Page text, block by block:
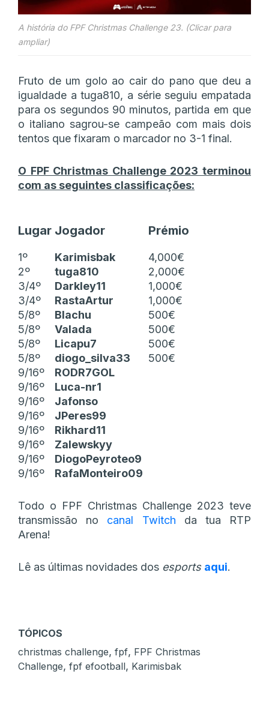
A história do FPF Christmas Challenge 23. (Clicar para
ampliar)
Fruto de um golo ao cair do pano que deu a
igualdade a tuga810, a série seguiu empatada
para os segundos 90 minutos, partida em que
o italiano sagrou-se campeão com mais dois
tentos que fixaram o marcador no 3-1 final.
O FPF Christmas Challenge 2023 terminou
com as seguintes classificações:
Lugar Jogador Prémio
1º Karimisbak
4,000€
2º
tuga810
2,000€
3/4º
Darkley11
1,000€
3/4º
RastaArtur
1,000€
5/8º
Blachu
500€
5/8º
Valada
500€
5/8º
Licapu7
500€
5/8º
diogo_silva33
500€
9/16º
RODR7GOL
9/16º
Luca-nr1
9/16º
Jafonso
9/16º
JPeres99
9/16º
Rikhard11
9/16º
Zalewskyy
9/16º
DiogoPeyroteo9
9/16º
RafaMonteiro09
Todo o FPF Christmas Challenge 2023 teve
transmissão no canal Twitch da tua RTP
Arena!
Lê as últimas novidades dos esports aqui.
TÓPICOS
christmas challenge, fpf, FPF Christmas
Challenge, fpf efootball, Karimisbak